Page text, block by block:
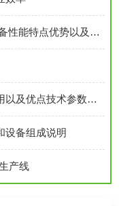
鱼丸螺旋水煮线,贡丸水煮生产线设备性能特点优势以及用途简介
四喜肉丸子机加工生产线设备的作用以及优点技术参数介绍
设备组成说明
产线